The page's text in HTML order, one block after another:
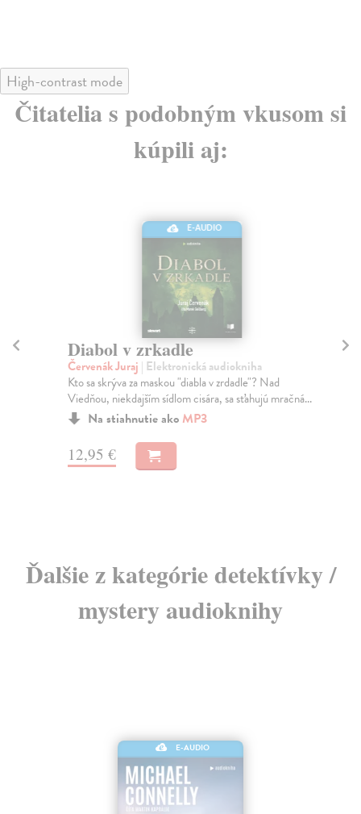
High-contrast mode
Čitatelia s podobným vkusom si
kúpili aj:
E-AUDIO
Diabol v zrkadle
Červenák Juraj| Elektronická audiokniha
Kto sa skrýva za maskou "diabla v zrdadle"? Nad
Viedňou, niekdajším sídlom cisára, sa sťahujú mračná...
Na stiahnutie akoMP3
12,95 €
Ďalšie z kategórie detektívky /
mystery audioknihy
E-AUDIO